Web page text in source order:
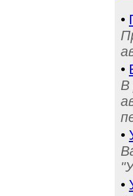
•
•
В
•
•